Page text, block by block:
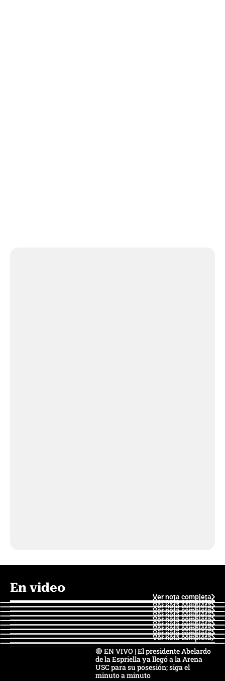
En video
Ver nota completa
Ver nota completa
Ver nota completa
Ver nota completa
Ver nota completa
Ver nota completa
Ver nota completa
Ver nota completa
Ver nota completa
Ver nota completa
🔴 EN VIVO | El presidente Abelardo
de la Espriella ya llegó a la Arena
USC para su posesión; siga el
minuto a minuto